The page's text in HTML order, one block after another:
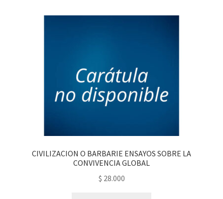
CIVILIZACION O BARBARIE ENSAYOS SOBRE LA
CONVIVENCIA GLOBAL
$ 28.000